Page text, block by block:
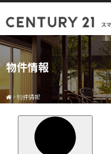
物件情報
>物件情報